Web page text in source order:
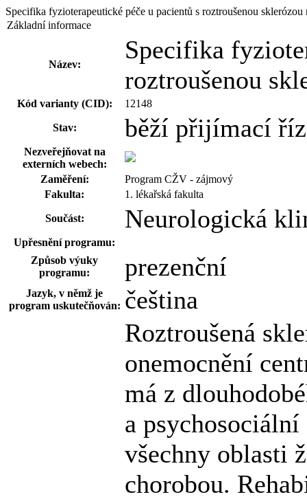
Specifika fyzioterapeutické péče u pacientů s roztroušenou
Základní informace
Název:
Specifika
roztroušenou
Kód varianty (CID): 12148
Stav: běží přijímací
Nezveřejňovat na
externích webech:
Zaměření:
Program CŽV - zájmový
Fakulta:
1. lékařská fakulta
Součást: Neurologická
Upřesnění programu:
Způsob výuky
programu:
prezenční
Jazyk, v němž je
program uskutečňován: čeština
Roztroušená
onemocnění
má z
a
všechny oblasti
chorobou.